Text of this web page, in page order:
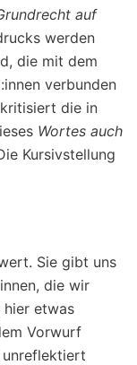
auf
werden
die mit dem
verbunden
die in
Wortes auch
Kursivstellung
Sie gibt uns
die wir
hier etwas
Vorwurf